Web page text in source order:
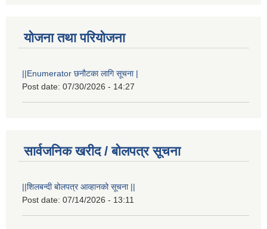
योजना तथा परियोजना
||Enumerator छनौटका लागि सूचना |
Post date: 07/30/2026 - 14:27
सार्वजनिक खरीद / बोलपत्र सूचना
||शिलबन्दी बोलपत्र आव्हानको सूचना ||
Post date: 07/14/2026 - 13:11